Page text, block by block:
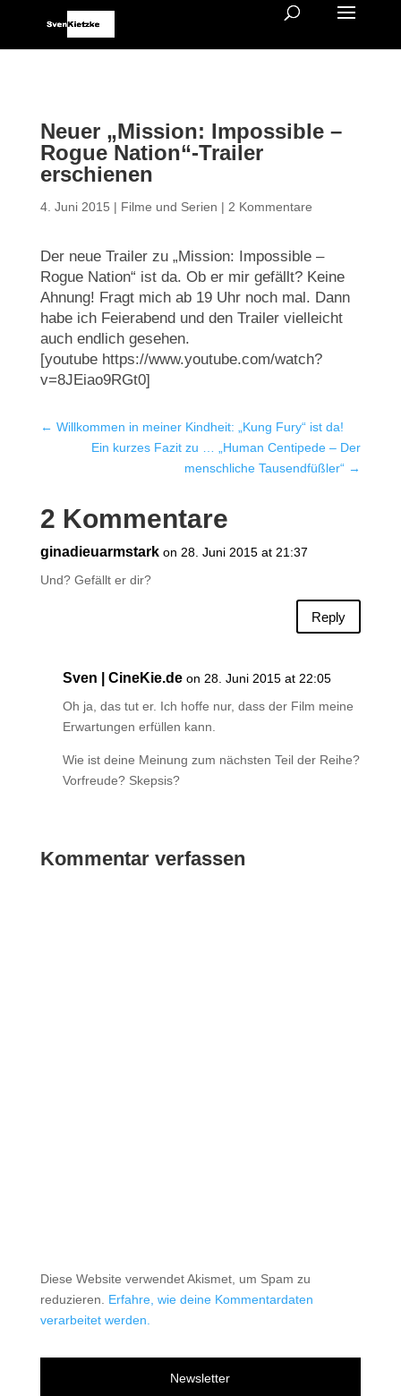
Neuer „Mission: Impossible –
Rogue Nation“-Trailer
erschienen
4. Juni 2015 | Filme und Serien | 2 Kommentare
Der neue Trailer zu „Mission: Impossible –
Rogue Nation“ ist da. Ob er mir gefällt? Keine
Ahnung! Fragt mich ab 19 Uhr noch mal. Dann
habe ich Feierabend und den Trailer vielleicht
auch endlich gesehen.
[youtube https://www.youtube.com/watch?
v=8JEiao9RGt0]
← Willkommen in meiner Kindheit: „Kung Fury“ ist da!
Ein kurzes Fazit zu … „Human Centipede – Der
menschliche Tausendfüßler“ →
2 Kommentare
ginadieuarmstark on 28. Juni 2015 at 21:37
Und? Gefällt er dir?
Reply
Sven | CineKie.de on 28. Juni 2015 at 22:05
Oh ja, das tut er. Ich hoffe nur, dass der Film meine
Erwartungen erfüllen kann.
Wie ist deine Meinung zum nächsten Teil der Reihe?
Vorfreude? Skepsis?
Kommentar verfassen
Diese Website verwendet Akismet, um Spam zu
reduzieren. Erfahre, wie deine Kommentardaten
verarbeitet werden.
Newsletter